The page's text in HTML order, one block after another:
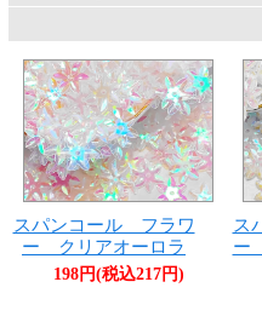
スパンコール フラワ
ー クリアオーロラ
198円(税込217円)
ス
ー